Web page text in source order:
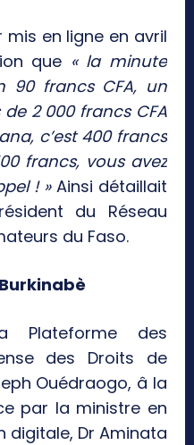
en ligne en avril
que « la minute
90 francs CFA, un
2 000 francs CFA
c’est 400 francs
francs, vous avez
! »Ainsi détaillait
du Réseau
du Faso.
Plateforme des
des Droits de
Ouédraogo, â la
par la ministre en
digitale, Dr Aminata